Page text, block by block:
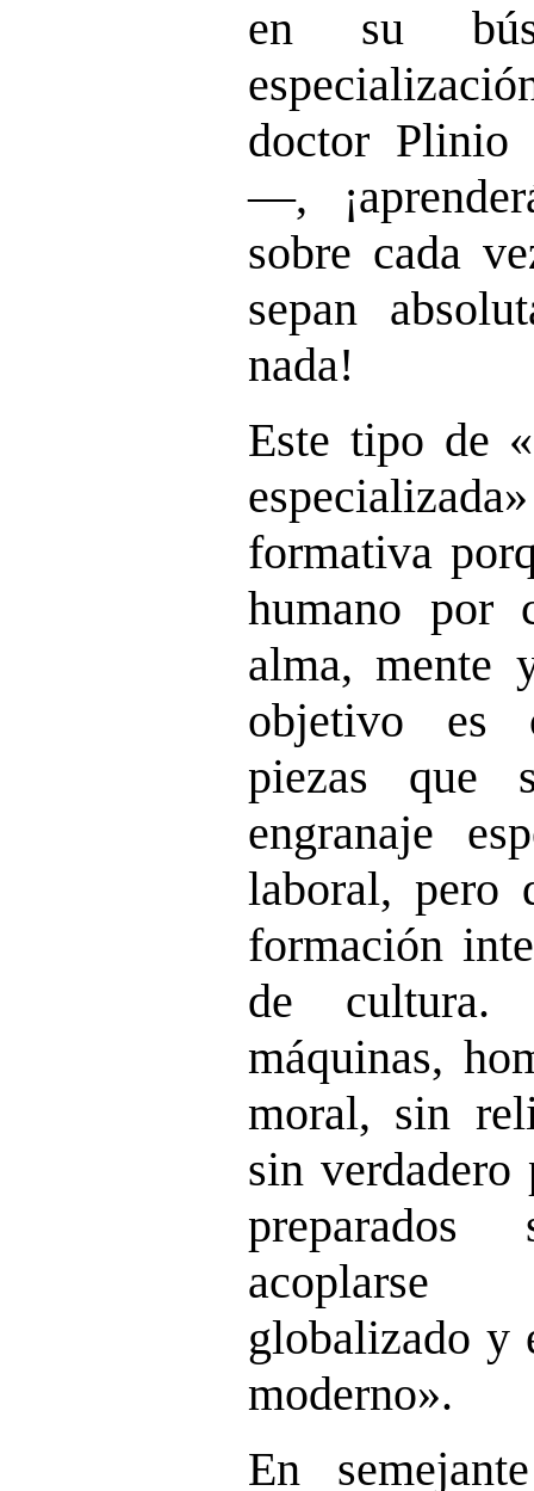
en su
doctor Plinio
—,
sobre cada
sepan
nada!
Este tipo de
formativa
humano por
alma, mente
objetivo es
piezas que
engranaje
laboral, pero
formación
de cultura.
máquinas,
moral, sin
sin verdadero
preparados
acoplarse
globalizado y
moderno».
En